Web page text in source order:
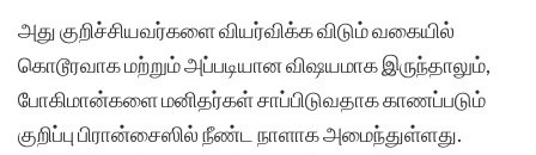
அது குறிச்சியவர்களை வியர்விக்க விடும் வகையில்
கொடூரவாக மற்றும் அப்படியான விஷயமாக இருந்தாலும்,
போகிமான்களை மனிதர்கள் சாப்பிடுவதாக காணப்படும்
குறிப்பு பிரான்சைஸில் நீண்ட நாளாக அமைந்துள்ளது.